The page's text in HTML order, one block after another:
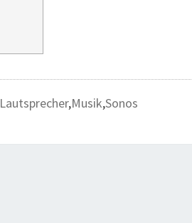
Lautsprecher,Musik,Sonos